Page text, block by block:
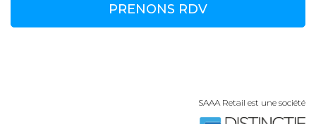
PRENONS RDV
SAAA Retail est une société